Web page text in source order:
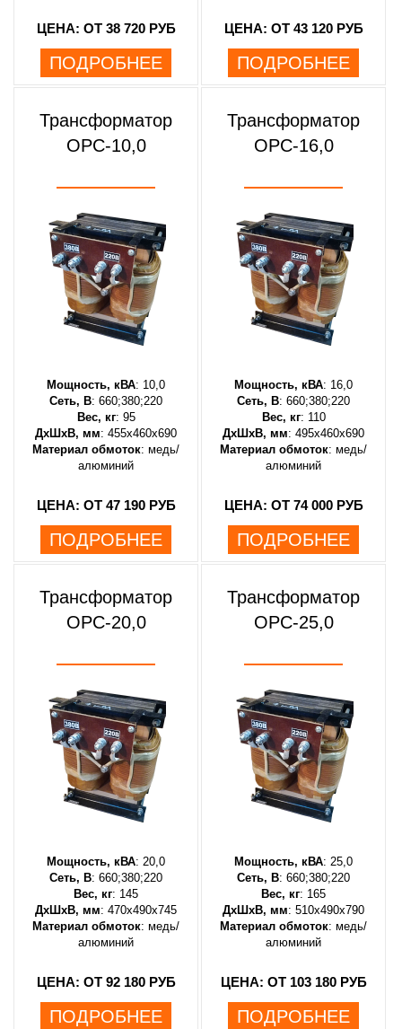
ЦЕНА: ОТ 38 720 РУБ
ПОДРОБНЕЕ
ЦЕНА: ОТ 43 120 РУБ
ПОДРОБНЕЕ
Трансформатор
ОРС-10,0
Мощность, кВА: 10,0
Сеть, В: 660;380;220
Вес, кг: 95
ДхШхВ, мм: 455х460х690
Материал обмоток: медь/
алюминий
ЦЕНА: ОТ 47 190 РУБ
ПОДРОБНЕЕ
Трансформатор
ОРС-16,0
Мощность, кВА: 16,0
Сеть, В: 660;380;220
Вес, кг: 110
ДхШхВ, мм: 495х460х690
Материал обмоток: медь/
алюминий
ЦЕНА: ОТ 74 000 РУБ
ПОДРОБНЕЕ
Трансформатор
ОРС-20,0
Мощность, кВА: 20,0
Сеть, В: 660;380;220
Вес, кг: 145
ДхШхВ, мм: 470х490х745
Материал обмоток: медь/
алюминий
ЦЕНА: ОТ 92 180 РУБ
ПОДРОБНЕЕ
Трансформатор
ОРС-25,0
Мощность, кВА: 25,0
Сеть, В: 660;380;220
Вес, кг: 165
ДхШхВ, мм: 510х490х790
Материал обмоток: медь/
алюминий
ЦЕНА: ОТ 103 180 РУБ
ПОДРОБНЕЕ